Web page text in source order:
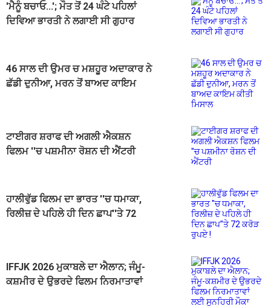
'ਮੈਨੂੰ ਬਚਾਓ...'; ਮੌਤ ਤੋਂ 24 ਘੰਟੇ ਪਹਿਲਾਂ
ਦਿਵਿਆ ਭਾਰਤੀ ਨੇ ਲਗਾਈ ਸੀ ਗੁਹਾਰ
46 ਸਾਲ ਦੀ ਉਮਰ ਚ ਮਸ਼ਹੂਰ ਅਦਾਕਾਰ ਨੇ
ਛੱਡੀ ਦੁਨੀਆ, ਮਰਨ ਤੋਂ ਬਾਅਦ ਕਾਇਮ
ਟਾਈਗਰ ਸ਼ਰਾਫ ਦੀ ਅਗਲੀ ਐਕਸ਼ਨ
ਫਿਲਮ ''ਚ ਪਸ਼ਮੀਨਾ ਰੋਸ਼ਨ ਦੀ ਐਂਟਰੀ
ਹਾਲੀਵੁੱਡ ਫਿਲਮ ਦਾ ਭਾਰਤ ''ਚ ਧਮਾਕਾ,
ਰਿਲੀਜ਼ ਦੇ ਪਹਿਲੇ ਹੀ ਦਿਨ ਛਾਪ''ਤੇ 72
IFFJK 2026 ਮੁਕਾਬਲੇ ਦਾ ਐਲਾਨ; ਜੰਮੂ-
ਕਸ਼ਮੀਰ ਦੇ ਉਭਰਦੇ ਫਿਲਮ ਨਿਰਮਾਤਾਵਾਂ